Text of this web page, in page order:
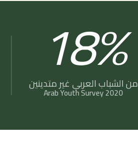
18%
من الشباب العربي غير متدينين
Arab Youth Survey 2020